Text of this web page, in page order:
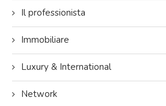
Il professionista
Immobiliare
Luxury & International
Network